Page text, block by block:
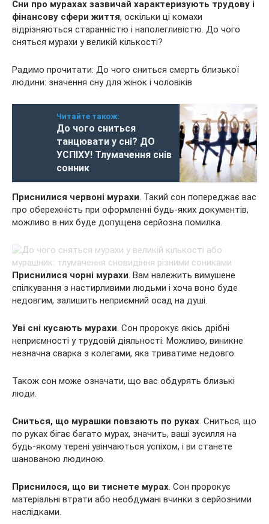
Сни про мурахах зазвичай характеризують трудову і
фінансову сфери життя, оскільки ці комахи
відрізняються старанністю і наполегливістю. До чого
сняться мурахи у великій кількості?
Радимо прочитати: До чого сниться смерть близької
людини: значення сну для жінок і чоловіків
Читайте також:
До чого сниться
танцювати у сні? ДО
УСПІХУ! Тлумачення снів
сонник
Приснилися червоні мурахи. Такий сон попереджає вас
про обережність при оформленні будь-яких документів,
можливо в них буде допущена серйозна помилка.
Приснилися чорні мурахи. Вам належить вимушене
спілкування з настирливими людьми і хоча воно буде
недовгим, залишить неприємний осад на душі.
Уві сні кусають мурахи. Сон пророкує якісь дрібні
неприємності у трудовій діяльності. Можливо, виникне
незначна сварка з колегами, яка триватиме недовго.
Також сон може означати, що вас обдурять близькі
люди.
Сниться, що мурашки повзають по руках. Сниться, що
по руках бігає багато мурах, значить, ваші зусилля на
будь-якому терені увінчаються успіхом, і ви станете
шанованою людиною.
Приснилося, що ви тиснете мурах. Сон пророкує
матеріальні втрати або необдумані вчинки з серйозними
наслідками.